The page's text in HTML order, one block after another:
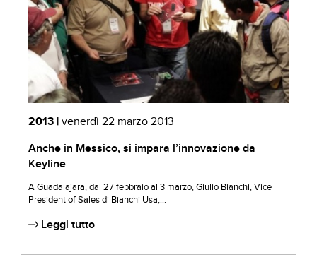
2013 | venerdì 22 marzo 2013
Anche in Messico, si impara l’innovazione da
Keyline
A Guadalajara, dal 27 febbraio al 3 marzo, Giulio Bianchi, Vice
President of Sales di Bianchi Usa,...
Leggi tutto